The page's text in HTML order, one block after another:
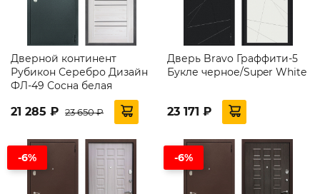
Дверной континент
Рубикон Серебро Дизайн
ФЛ-49 Сосна белая
21 285 ₽ 23 650 ₽
Дверь Bravo Граффити-5
Букле черное/Super White
23 171 ₽
-6% -6%